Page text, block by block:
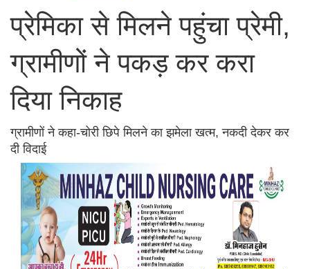
प्रेमिका से मिलने पहुंचा प्रेमी,
ग्रामीणों ने पकड़ कर करा
दिया निकाह
ग्रामीणों ने कहा-चोरी छिपे मिलने का झमेला खत्म, नकदी देकर कर
दी विदाई